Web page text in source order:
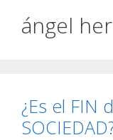
ángel
¿Es el FIN